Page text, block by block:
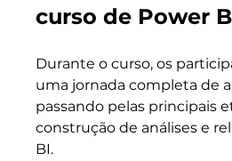
curso de Power
Durante o curso, os
uma jornada completa de
passando pelas principais
construção de análises e
BI.